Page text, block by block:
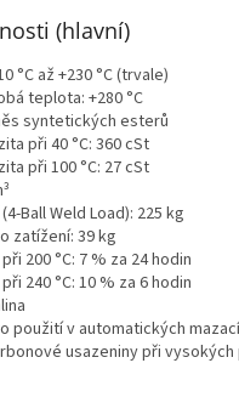
(hlavní)
°C až +230 °C (trvale)
teplota: +280 °C
syntetických esterů
při 40 °C: 360 cSt
při 100 °C: 27 cSt
Ball Weld Load): 225 kg
zatížení: 39 kg
200 °C: 7 % za 24 hodin
240 °C: 10 % za 6 hodin
použití v automatických
usazeniny při